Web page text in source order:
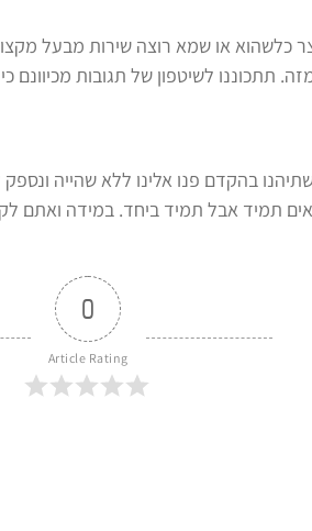
או שמא רוצה שירות מבעל
תתכוננו לשיטפון של תגובות
בהקדם פנו אלינו ללא שהייה
תמיד אבל תמיד ביחד. במידה ואתם
0
Article Rating